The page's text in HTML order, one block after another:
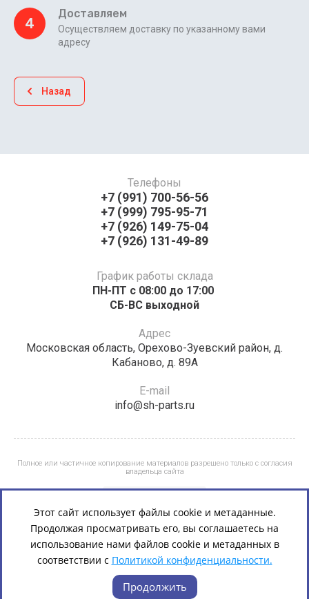
4
Доставляем
Осуществляем доставку по указанному вами
адресу
Назад
Телефоны
+7 (991) 700-56-56
+7 (999) 795-95-71
+7 (926) 149-75-04
+7 (926) 131-49-89
График работы склада
ПН-ПТ с 08:00 до 17:00 ​​​​​​
СБ-ВС выходной
Адрес
Московская область, Орехово-Зуевский район, д.
Кабаново, д. 89А
E-mail
info@sh-parts.ru
Полное или частичное копирование материалов разрешено только с согласия
владельца сайта
Этот сайт использует файлы cookie и метаданные.
Продолжая просматривать его, вы соглашаетесь на
использование нами файлов cookie и метаданных в
соответствии с Политикой конфиденциальности.
Продолжить